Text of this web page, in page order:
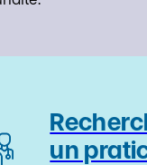
un